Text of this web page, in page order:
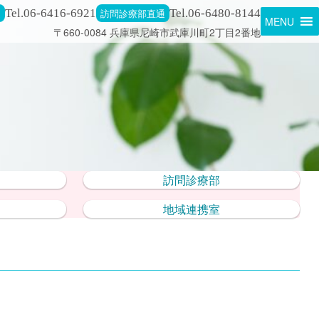
MENU
Tel.06-6416-6921 訪問診療部直通 Tel.06-6480-8144
〒660-0084 兵庫県尼崎市武庫川町2丁目2番地
訪問診療部
地域連携室